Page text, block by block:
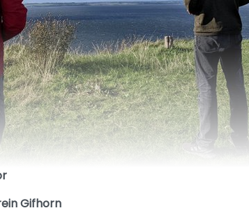
Gifhorn